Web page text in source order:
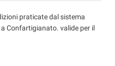
praticate dal sistema
Confartigianato. valide per il